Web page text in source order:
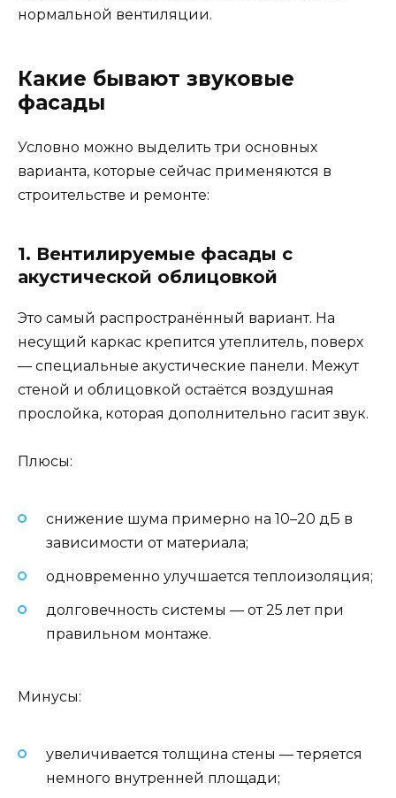
нормальной вентиляции.
Какие бывают звуковые
фасады
Условно можно выделить три основных
варианта, которые сейчас применяются в
строительстве и ремонте:
1. Вентилируемые фасады с
акустической облицовкой
Это самый распространённый вариант. На
несущий каркас крепится утеплитель, поверх
— специальные акустические панели. Межут
стеной и облицовкой остаётся воздушная
прослойка, которая дополнительно гасит звук.
Плюсы:
снижение шума примерно на 10–20 дБ в
зависимости от материала;
одновременно улучшается теплоизоляция;
долговечность системы — от 25 лет при
правильном монтаже.
Минусы:
увеличивается толщина стены — теряется
немного внутренней площади;